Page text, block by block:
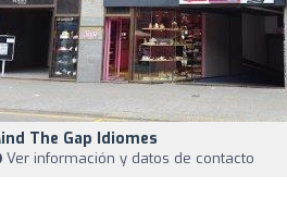
The Gap Idiomes
Ver información y datos de contacto